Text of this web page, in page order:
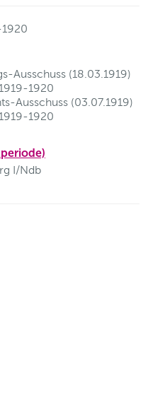
Ausschuss (18.03.1919)
1920
Ausschuss (03.07.1919)
1920
I/Ndb